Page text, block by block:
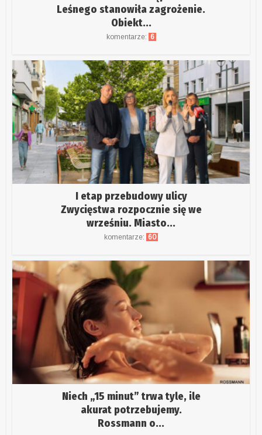
Leśnego stanowiła zagrożenie.
Obiekt...
komentarze: 6
I etap przebudowy ulicy
Zwycięstwa rozpocznie się we
wrześniu. Miasto...
komentarze: 60
Niech „15 minut” trwa tyle, ile
akurat potrzebujemy.
Rossmann o...